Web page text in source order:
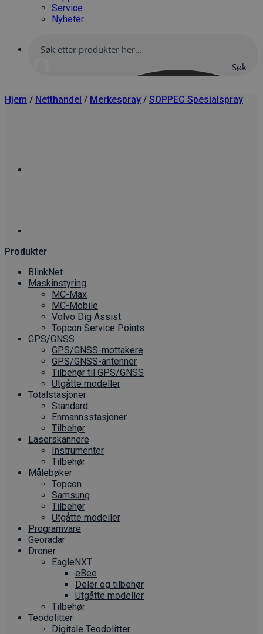
Service
Nyheter
Søk
Hjem / Netthandel / Merkespray / SOPPEC Spesialspray
Produkter
BlinkNet
Maskinstyring
MC-Max
MC-Mobile
Volvo Dig Assist
Topcon Service Points
GPS/GNSS
GPS/GNSS-mottakere
GPS/GNSS-antenner
Tilbehør til GPS/GNSS
Utgåtte modeller
Totalstasjoner
Standard
Enmannsstasjoner
Tilbehør
Laserskannere
Instrumenter
Tilbehør
Målebøker
Topcon
Samsung
Tilbehør
Utgåtte modeller
Programvare
Georadar
Droner
EagleNXT
eBee
Deler og tilbehør
Utgåtte modeller
Tilbehør
Teodolitter
Digitale Teodolitter